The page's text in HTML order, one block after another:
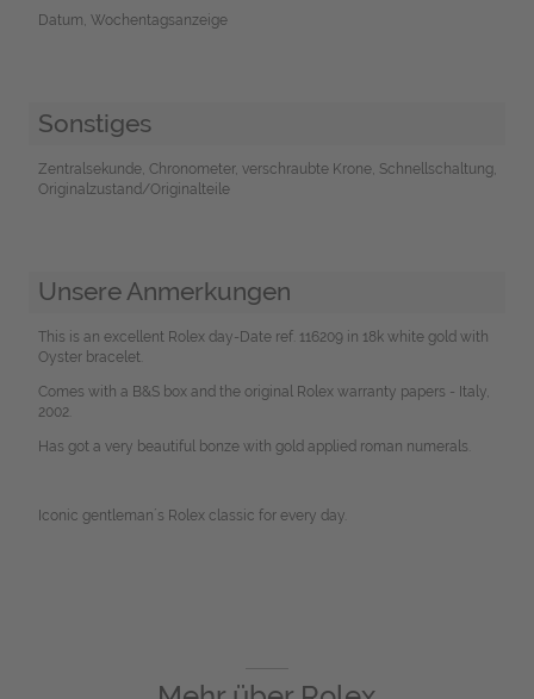
Datum, Wochentagsanzeige
Sonstiges
Zentralsekunde, Chronometer, verschraubte Krone, Schnellschaltung,
Originalzustand/Originalteile
Unsere Anmerkungen
This is an excellent Rolex day-Date ref. 116209 in 18k white gold with
Oyster bracelet.
Comes with a B&S box and the original Rolex warranty papers - Italy,
2002.
Has got a very beautiful bonze with gold applied roman numerals.
Iconic gentleman´s Rolex classic for every day.